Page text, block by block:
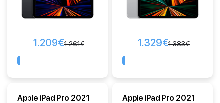
1.261€
1.209€ 1.383€
1.329€
Apple iPad Pro 2021
Apple iPad Pro 2021